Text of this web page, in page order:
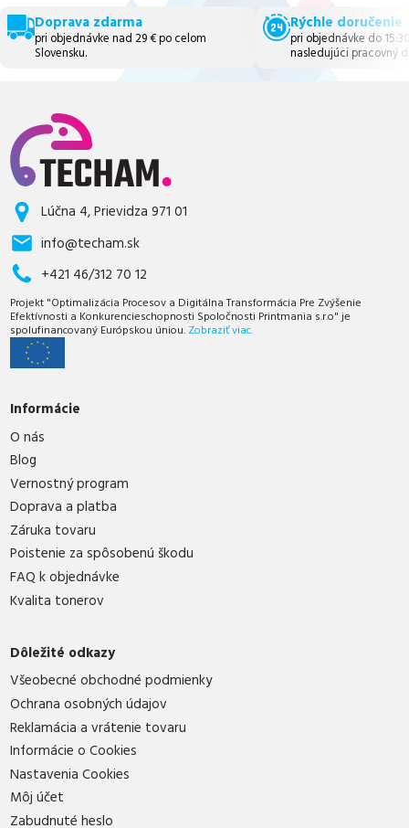
Doprava zdarma
pri objednávke nad 29 € po celom
Slovensku.
Rýchle doručenie
pri objednávke do
nasledujúci pracovný
Lúčna 4, Prievidza 971 01
info@techam.sk
+421 46/312 70 12
Projekt "Optimalizácia Procesov a Digitálna Transformácia Pre Zvýšenie
Efektívnosti a Konkurencieschopnosti Spoločnosti Printmania s.r.o" je
spolufinancovaný Európskou úniou. Zobraziť viac.
Informácie
O nás
Blog
Vernostný program
Doprava a platba
Záruka tovaru
Poistenie za spôsobenú škodu
FAQ k objednávke
Kvalita tonerov
Dôležité odkazy
Všeobecné obchodné podmienky
Ochrana osobných údajov
Reklamácia a vrátenie tovaru
Informácie o Cookies
Nastavenia Cookies
Môj účet
Zabudnuté heslo